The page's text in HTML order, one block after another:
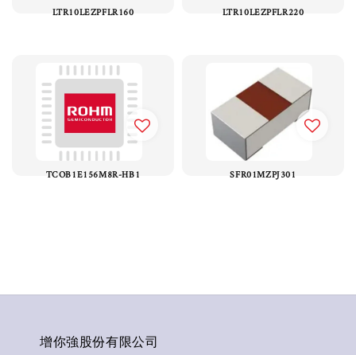
LTR10LEZPFLR160 LTR10LEZPFLR220
TCOB1E156M8R-HB1 SFR01MZPJ301
增你強股份有限公司